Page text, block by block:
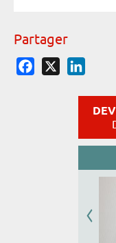
Partager
Facebook